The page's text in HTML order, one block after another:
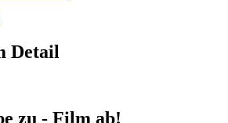
Detail
zu - Film ab!